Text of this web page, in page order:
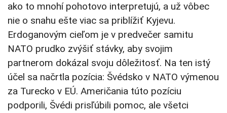
ako to mnohí pohotovo interpretujú, a už vôbec
nie o snahu ešte viac sa priblížiť Kyjevu.
Erdoganovým cieľom je v predvečer samitu
NATO prudko zvýšiť stávky, aby svojim
partnerom dokázal svoju dôležitosť. Na ten istý
účel sa načrtla pozícia: Švédsko v NATO výmenou
za Turecko v EÚ. Američania túto pozíciu
podporili, Švédi prisľúbili pomoc, ale všetci